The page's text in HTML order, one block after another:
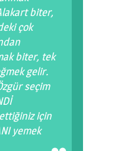
biter,
çok
biter, tek
gelir.
seçim
ettiğiniz için
yemek